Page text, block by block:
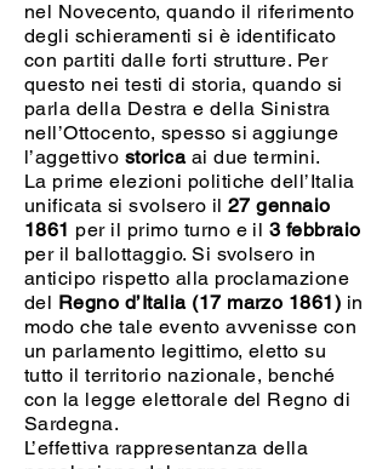
nel Novecento, quando il riferimento
degli schieramenti si è identificato
con partiti dalle forti strutture. Per
questo nei testi di storia, quando si
parla della Destra e della Sinistra
nell’Ottocento, spesso si aggiunge
l’aggettivo storicaai due termini.
La prime elezioni politiche dell’Italia
unificata si svolsero il 27 gennaio
1861 per il primo turno e il 3 febbraio
per il ballottaggio. Si svolsero in
anticipo rispetto alla proclamazione
del Regno d’Italia (17 marzo 1861) in
modo che tale evento avvenisse con
un parlamento legittimo, eletto su
tutto il territorio nazionale, benché
con la legge elettorale del Regno di
Sardegna.
L’effettiva rappresentanza della